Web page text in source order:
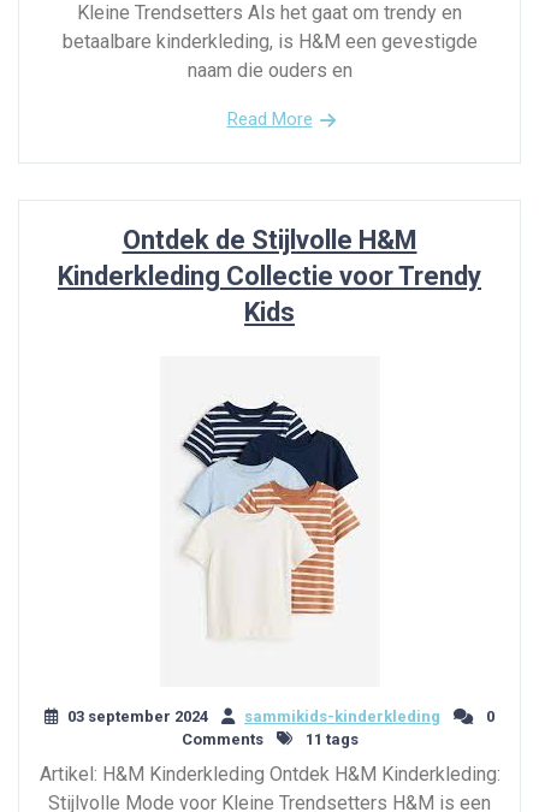
Kleine Trendsetters Als het gaat om trendy en
betaalbare kinderkleding, is H&M een gevestigde
naam die ouders en
Read More
Ontdek de Stijlvolle H&M
Kinderkleding Collectie voor Trendy
Kids
03 september 2024 sammikids-kinderkleding
0
Comments
11 tags
Artikel: H&M Kinderkleding Ontdek H&M Kinderkleding:
Stijlvolle Mode voor Kleine Trendsetters H&M is een